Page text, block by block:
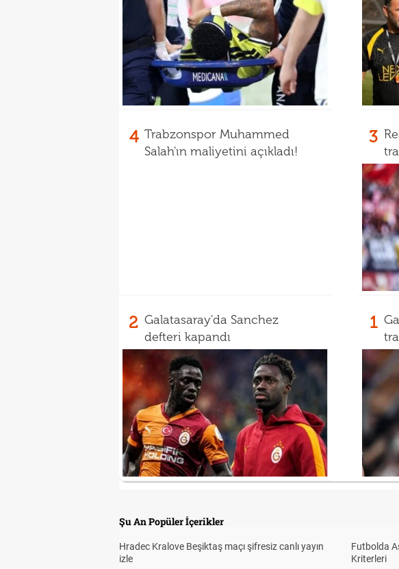
4 Trabzonspor Muhammed
Salah'ın maliyetini açıkladı!
3
2 Galatasaray'da Sanchez
defteri kapandı
1
Şu An Popüler İçerikler
Hradec Kralove Beşiktaş maçı şifresiz canlı yayın
izle
Futbolda
Kriterleri